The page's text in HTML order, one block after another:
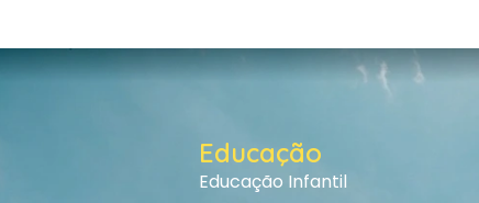
Educação
Educação Infantil